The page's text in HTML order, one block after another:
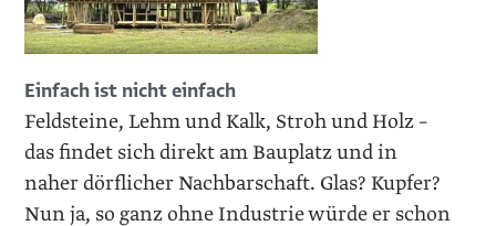
Einfach ist nicht einfach
Feldsteine, Lehm und Kalk, Stroh und Holz –
das findet sich direkt am Bauplatz und in
naher dörf­licher Nachbarschaft. Glas? Kupfer?
Nun ja, so ganz ohne Industrie würde er schon